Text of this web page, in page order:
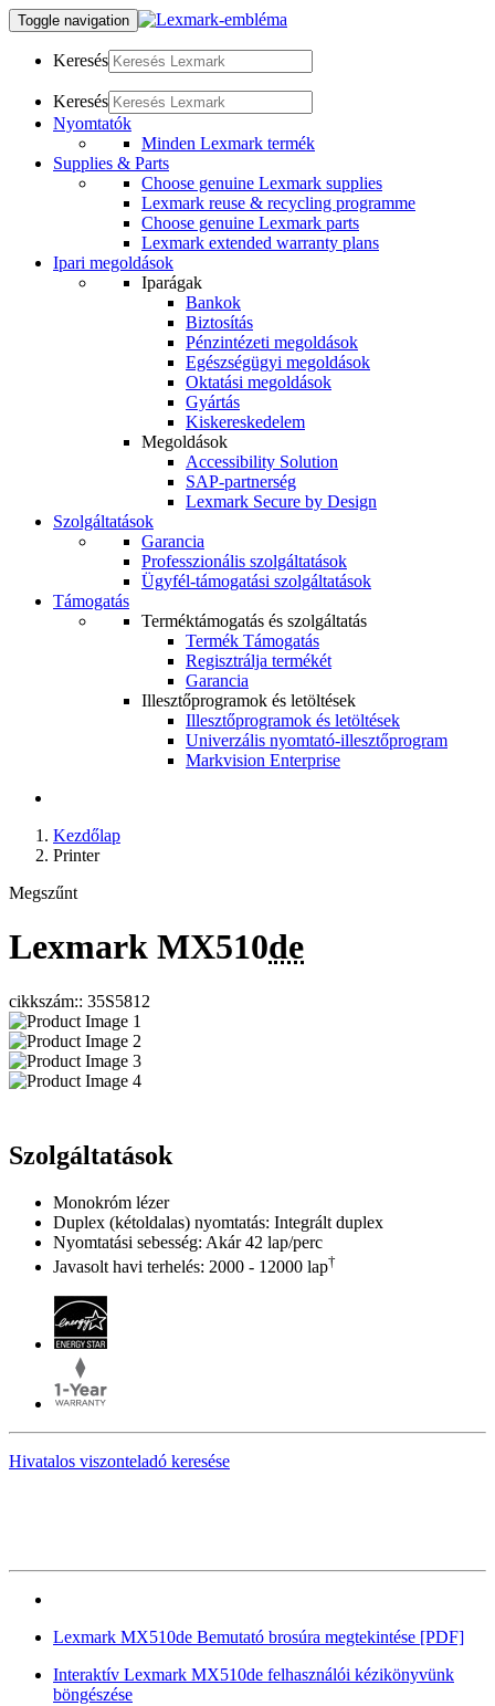
Toggle navigation
Keresés
Keresés
Nyomtatók
Minden Lexmark termék
Supplies & Parts
Choose genuine Lexmark supplies
Lexmark reuse & recycling programme
Choose genuine Lexmark parts
Lexmark extended warranty plans
Ipari megoldások
Iparágak
Bankok
Biztosítás
Pénzintézeti megoldások
Egészségügyi megoldások
Oktatási megoldások
Gyártás
Kiskereskedelem
Megoldások
Accessibility Solution
SAP-partnerség
Lexmark Secure by Design
Szolgáltatások
Garancia
Professzionális szolgáltatások
Ügyfél-támogatási szolgáltatások
Támogatás
Terméktámogatás és szolgáltatás
Termék Támogatás
Regisztrálja termékét
Garancia
Illesztőprogramok és letöltések
Illesztőprogramok és letöltések
Univerzális nyomtató-illesztőprogram
Markvision Enterprise
Kezdőlap
Printer
Megszűnt
Lexmark MX510de
cikkszám:: 35S5812
Szolgáltatások
Monokróm lézer
Duplex (kétoldalas) nyomtatás: Integrált duplex
Nyomtatási sebesség: Akár 42 lap/perc
Javasolt havi terhelés: 2000 - 12000 lap†
Hivatalos viszonteladó keresése
Lexmark MX510de Bemutató brosúra megtekintése [PDF]
Interaktív Lexmark MX510de felhasználói kézikönyvünk
böngészése